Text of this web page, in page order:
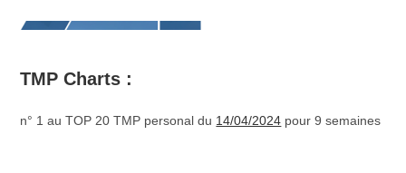
TMP Charts :
n° 1 au TOP 20 TMP personal du 14/04/2024 pour 9 semaines